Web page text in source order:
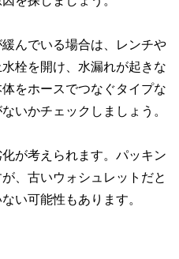
んでいる場合は、レンチや
栓を開け、水漏れが起きな
をホースでつなぐタイプな
いかチェックしましょう。
が考えられます。パッキン
、古いウォシュレットだと
い可能性もあります。